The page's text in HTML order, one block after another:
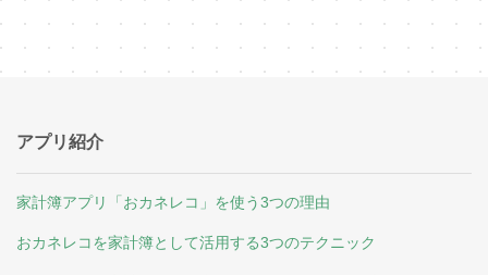
アプリ紹介
家計簿アプリ「おカネレコ」を使う3つの理由
おカネレコを家計簿として活用する3つのテクニック